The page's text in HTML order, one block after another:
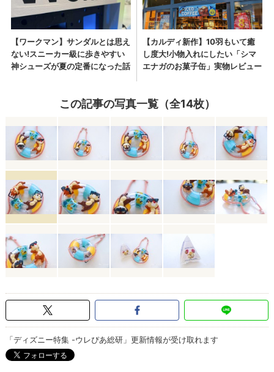
この記事の写真一覧（全14枚）
「ディズニー特集 -ウレぴあ総研」更新情報が受け取れます